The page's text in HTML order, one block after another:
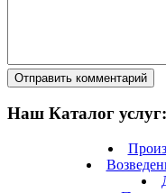
Отправить комментарий
Наш Каталог услуг: